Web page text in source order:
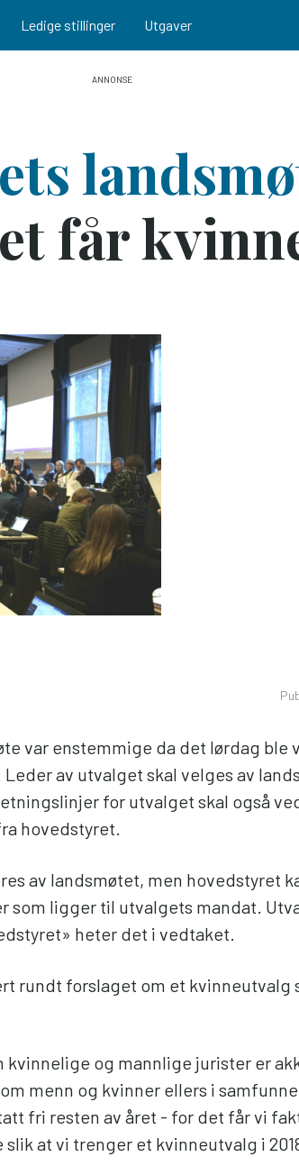
Ledige stillinger Utgaver
får
var enstemmige da det lørdag ble
av utvalget skal velges av
for utvalget skal også
hovedstyret.
av landsmøtet, men hovedstyret
som ligger til utvalgets mandat.
heter det i vedtaket.
rundt forslaget om et kvinneutvalg
kvinnelige og mannlige jurister er
menn og kvinner ellers i
fri resten av året - for det får vi
slik at vi trenger et kvinneutvalg i